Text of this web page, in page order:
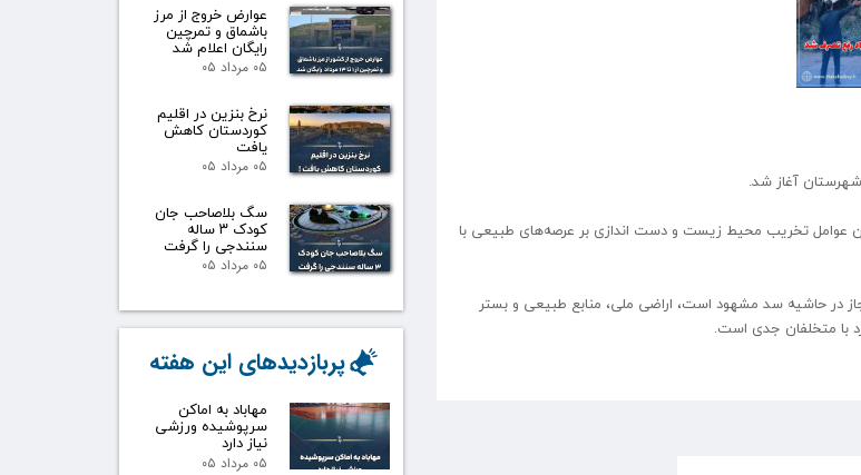
آغاز شد.
عوامل تخریب محیط زیست و دست اندازی بر عرصه‌های طبیعی با
در حاشیه سد مشهود است، اراضی ملی، منابع طبیعی و بستر
با متخلفان جدی است.
عوارض خروج از مرز
باشماق و تمرچین
رایگان اعلام شد
۰۵ مرداد ۰۵
نرخ بنزین در اقلیم
کوردستان کاهش
یافت
۰۵ مرداد ۰۵
سگ بلاصاحب جان
کودک ۳ ساله
سنندجی را گرفت
۰۵ مرداد ۰۵
مهاباد به اماکن
سرپوشیده ورزشی
نیاز دارد
۰۵ مرداد ۰۵
پربازدیدهای این هفته